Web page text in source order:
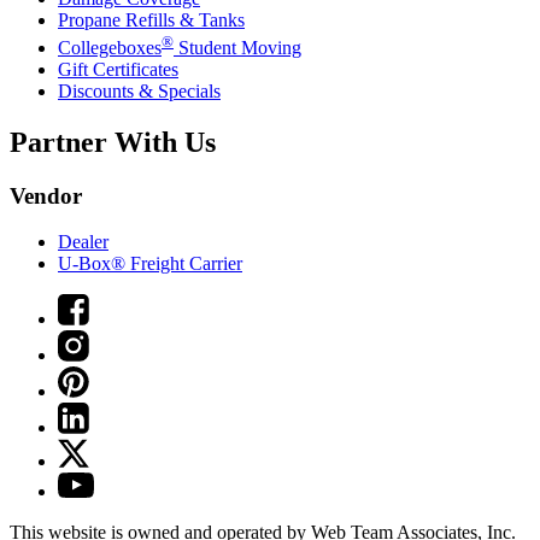
Propane Refills & Tanks
Collegeboxes® Student Moving
Gift Certificates
Discounts & Specials
Partner With Us
Vendor
Dealer
U-Box® Freight Carrier
This website is owned and operated by Web Team Associates, Inc.